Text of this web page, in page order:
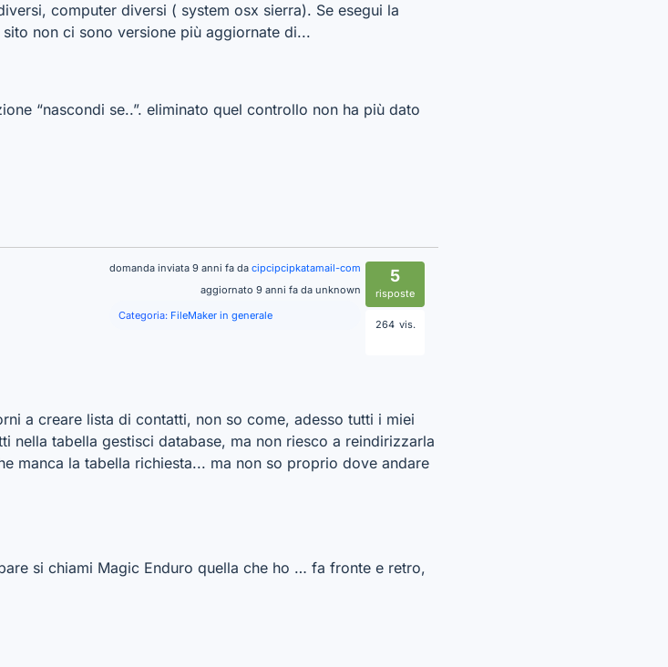
computer diversi ( system osx sierra). Se esegui la
non ci sono versione più aggiornate di...
“nascondi se..”. eliminato quel controllo non ha più dato
5
risposte
264 vis.
domanda inviata 9 anni fa da cipcipcipkatamail-com
aggiornato 9 anni fa da unknown
Categoria: FileMaker in generale
a creare lista di contatti, non so come, adesso tutti i miei
nella tabella gestisci database, ma non riesco a reindirizzarla
manca la tabella richiesta... ma non so proprio dove andare
si chiami Magic Enduro quella che ho … fa fronte e retro,